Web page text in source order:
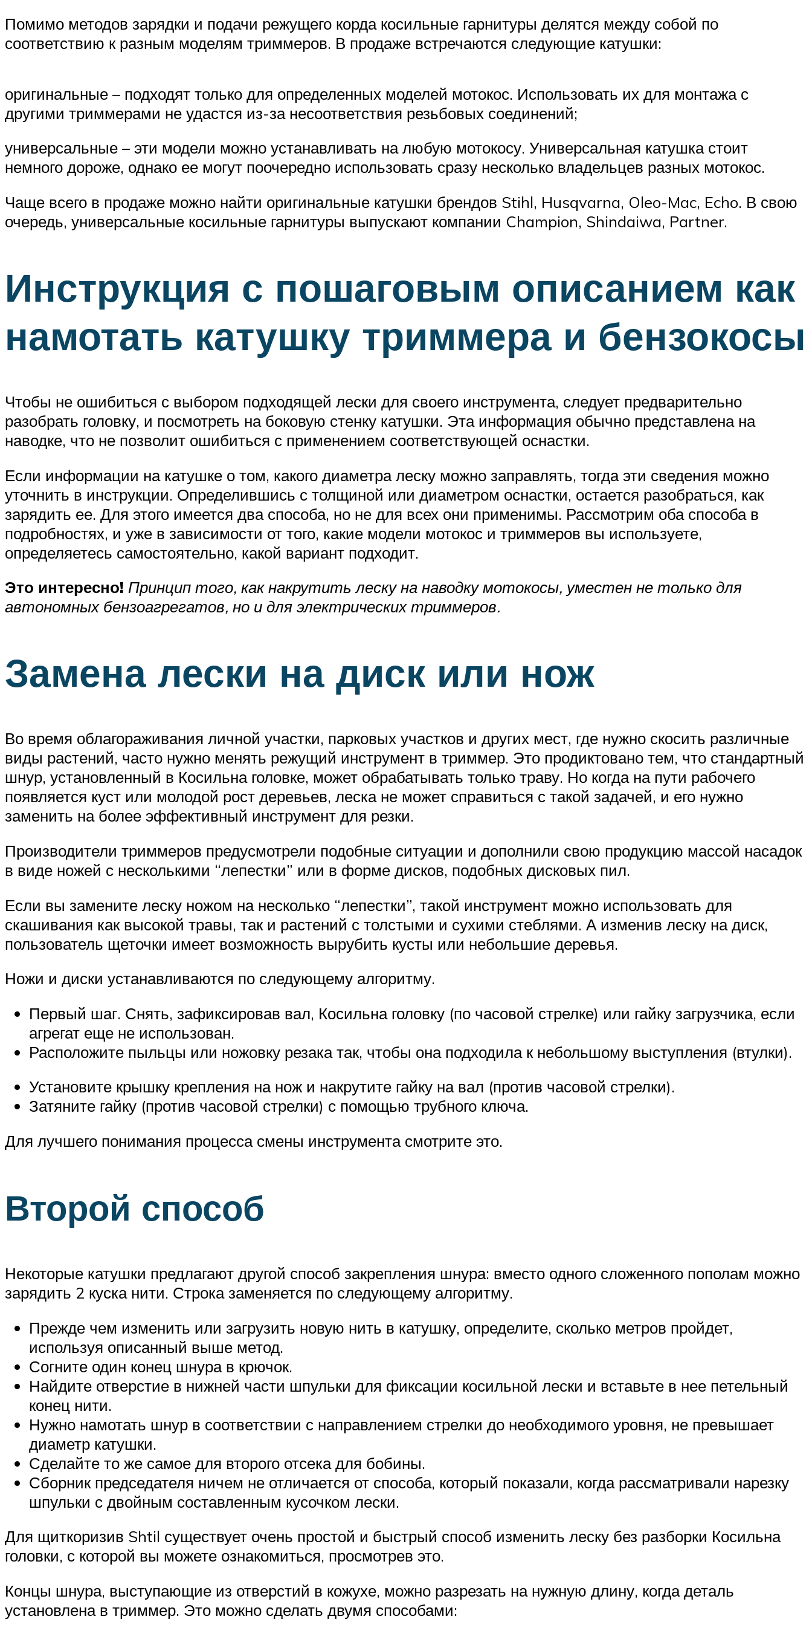
Помимо методов зарядки и подачи режущего корда косильные гарнитуры делятся между собой по
соответствию к разным моделям триммеров. В продаже встречаются следующие катушки:
оригинальные – подходят только для определенных моделей мотокос. Использовать их для монтажа с
другими триммерами не удастся из-за несоответствия резьбовых соединений;
универсальные – эти модели можно устанавливать на любую мотокосу. Универсальная катушка стоит
немного дороже, однако ее могут поочередно использовать сразу несколько владельцев разных мотокос.
Чаще всего в продаже можно найти оригинальные катушки брендов Stihl, Husqvarna, Oleo-Mac, Echo. В свою
очередь, универсальные косильные гарнитуры выпускают компании Champion, Shindaiwa, Partner.
Инструкция с пошаговым описанием как
намотать катушку триммера и бензокосы
Чтобы не ошибиться с выбором подходящей лески для своего инструмента, следует предварительно
разобрать головку, и посмотреть на боковую стенку катушки. Эта информация обычно представлена на
наводке, что не позволит ошибиться с применением соответствующей оснастки.
Если информации на катушке о том, какого диаметра леску можно заправлять, тогда эти сведения можно
уточнить в инструкции. Определившись с толщиной или диаметром оснастки, остается разобраться, как
зарядить ее. Для этого имеется два способа, но не для всех они применимы. Рассмотрим оба способа в
подробностях, и уже в зависимости от того, какие модели мотокос и триммеров вы используете,
определяетесь самостоятельно, какой вариант подходит.
Это интересно! Принцип того, как накрутить леску на наводку мотокосы, уместен не только для
автономных бензоагрегатов, но и для электрических триммеров.
Замена лески на диск или нож
Во время облагораживания личной участки, парковых участков и других мест, где нужно скосить различные
виды растений, часто нужно менять режущий инструмент в триммер. Это продиктовано тем, что стандартный
шнур, установленный в Косильна головке, может обрабатывать только траву. Но когда на пути рабочего
появляется куст или молодой рост деревьев, леска не может справиться с такой задачей, и его нужно
заменить на более эффективный инструмент для резки.
Производители триммеров предусмотрели подобные ситуации и дополнили свою продукцию массой насадок
в виде ножей с несколькими “лепестки” или в форме дисков, подобных дисковых пил.
Если вы замените леску ножом на несколько “лепестки”, такой инструмент можно использовать для
скашивания как высокой травы, так и растений с толстыми и сухими стеблями. А изменив леску на диск,
пользователь щеточки имеет возможность вырубить кусты или небольшие деревья.
Ножи и диски устанавливаются по следующему алгоритму.
Первый шаг. Снять, зафиксировав вал, Косильна головку (по часовой стрелке) или гайку загрузчика, если
агрегат еще не использован.
Расположите пыльцы или ножовку резака так, чтобы она подходила к небольшому выступления (втулки).
Установите крышку крепления на нож и накрутите гайку на вал (против часовой стрелки).
Затяните гайку (против часовой стрелки) с помощью трубного ключа.
Для лучшего понимания процесса смены инструмента смотрите это.
Второй способ
Некоторые катушки предлагают другой способ закрепления шнура: вместо одного сложенного пополам можно
зарядить 2 куска нити. Строка заменяется по следующему алгоритму.
Прежде чем изменить или загрузить новую нить в катушку, определите, сколько метров пройдет,
используя описанный выше метод.
Согните один конец шнура в крючок.
Найдите отверстие в нижней части шпульки для фиксации косильной лески и вставьте в нее петельный
конец нити.
Нужно намотать шнур в соответствии с направлением стрелки до необходимого уровня, не превышает
диаметр катушки.
Сделайте то же самое для второго отсека для бобины.
Сборник председателя ничем не отличается от способа, который показали, когда рассматривали нарезку
шпульки с двойным составленным кусочком лески.
Для щиткоризив Shtil существует очень простой и быстрый способ изменить леску без разборки Косильна
головки, с которой вы можете ознакомиться, просмотрев это.
Концы шнура, выступающие из отверстий в кожухе, можно разрезать на нужную длину, когда деталь
установлена ​​в триммер. Это можно сделать двумя способами: